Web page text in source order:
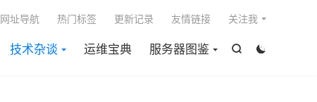


技术杂谈 运维宝典 服务器图鉴
网址导航 热门标签 更新记录 友情链接 关注我